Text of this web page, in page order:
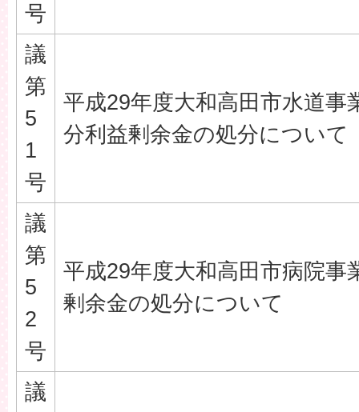
号
議
第
5
1
号
平成29年度大和高田市水道事
分利益剰余金の処分について
議
第
5
2
号
平成29年度大和高田市病院事
剰余金の処分について
議